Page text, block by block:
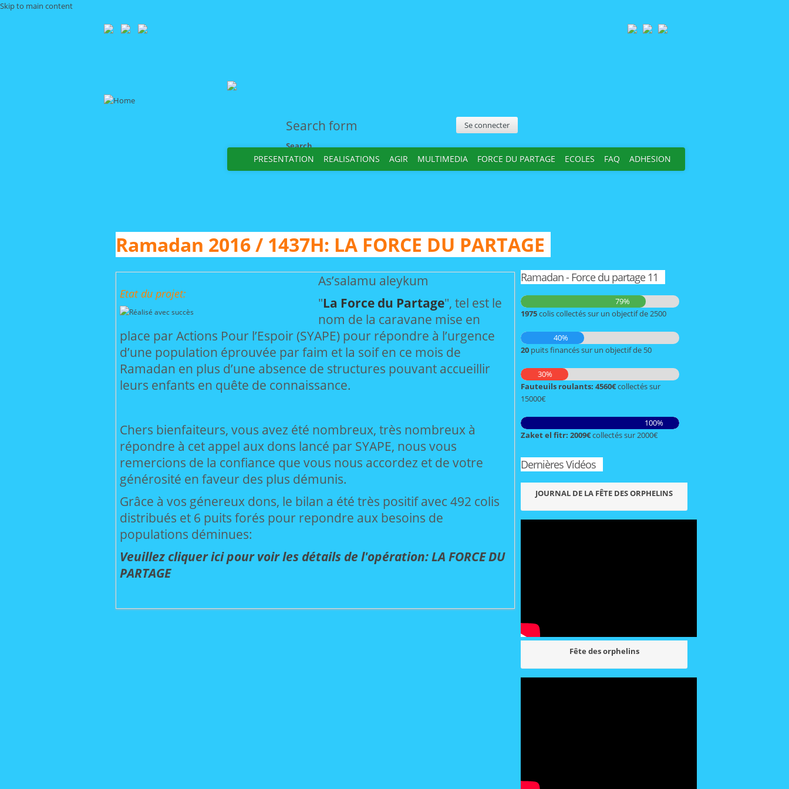
Skip to main content
Search form
Search
Se connecter
PRESENTATION REALISATIONS AGIR MULTIMEDIA FORCE DU PARTAGE ECOLES FAQ ADHESION
Ramadan 2016 / 1437H: LA FORCE DU PARTAGE
Etat du projet:
As’salamu aleykum
"La Force du Partage", tel est le
nom de la caravane mise en
place par Actions Pour l’Espoir (SYAPE) pour répondre à l’urgence
d’une population éprouvée par faim et la soif en ce mois de
Ramadan en plus d’une absence de structures pouvant accueillir
leurs enfants en quête de connaissance.
Chers bienfaiteurs, vous avez été nombreux, très nombreux à
répondre à cet appel aux dons lancé par SYAPE, nous vous
remercions de la confiance que vous nous accordez et de votre
générosité en faveur des plus démunis.
Grâce à vos génereux dons, le bilan a été très positif avec 492 colis
distribués et 6 puits forés pour repondre aux besoins de
populations déminues:
Veuillez cliquer ici pour voir les détails de l'opération: LA FORCE DU
PARTAGE
Ramadan - Force du partage 11
79%
1975colis collectés sur un objectif de 2500
40%
20 puits financés sur un objectif de 50
30%
Fauteuils roulants: 4560€collectés sur
15000€
100%
Zaket el fitr: 2009€collectés sur 2000€
Dernières Vidéos
JOURNAL DE LA FÊTE DES ORPHELINS
Fête des orphelins